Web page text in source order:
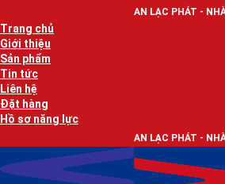
qua
nội
dung
AN LẠC PHÁT - NHÀ PHÂN PHỐI
Trang chủ
Giới thiệu
Sản phẩm
Tin tức
Liên hệ
Đặt hàng
Hồ sơ năng lực
AN LẠC PHÁT - NHÀ PHÂN PHỐI